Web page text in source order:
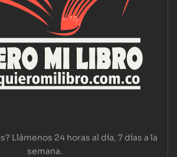
Llámenos 24 horas al día, 7 días a la
semana.